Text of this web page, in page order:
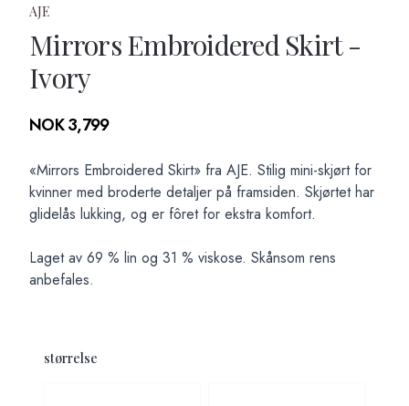
AJE
Mirrors Embroidered Skirt -
Ivory
Produktdetaljer
NOK 3,799
Description
«Mirrors Embroidered Skirt» fra AJE. Stilig mini-skjørt for
kvinner med broderte detaljer på framsiden. Skjørtet har
glidelås lukking, og er fôret for ekstra komfort.
Laget av 69 % lin og 31 % viskose. Skånsom rens
anbefales.
størrelse